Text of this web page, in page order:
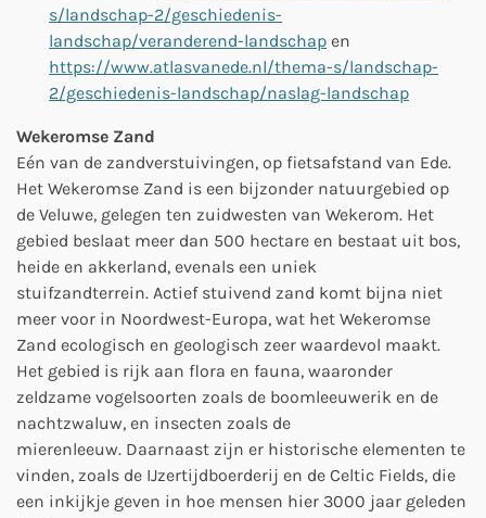
s/landschap-2/geschiedenis-
landschap/veranderend-landschap en
https://www.atlasvanede.nl/thema-s/landschap-
2/geschiedenis-landschap/naslag-landschap
Wekeromse Zand
Eén van de zandverstuivingen, op fietsafstand van Ede.
Het Wekeromse Zand is een bijzonder natuurgebied op
de Veluwe, gelegen ten zuidwesten van Wekerom. Het
gebied beslaat meer dan 500 hectare en bestaat uit bos,
heide en akkerland, evenals een uniek
stuifzandterrein. Actief stuivend zand komt bijna niet
meer voor in Noordwest-Europa, wat het Wekeromse
Zand ecologisch en geologisch zeer waardevol maakt.
Het gebied is rijk aan flora en fauna, waaronder
zeldzame vogelsoorten zoals de boomleeuwerik en de
nachtzwaluw, en insecten zoals de
mierenleeuw. Daarnaast zijn er historische elementen te
vinden, zoals de IJzertijdboerderij en de Celtic Fields, die
een inkijkje geven in hoe mensen hier 3000 jaar geleden